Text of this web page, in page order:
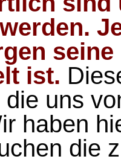
ist.
uns
haben
die